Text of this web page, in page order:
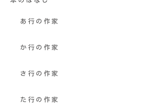
あ行の作家
か行の作家
さ行の作家
た行の作家